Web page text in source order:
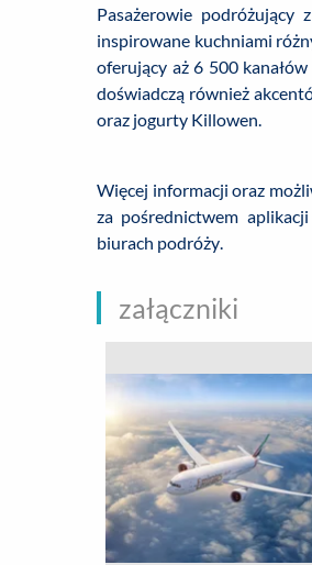
Pasażerowie podróżujący
inspirowane kuchniami
oferujący aż 6 500
doświadczą również
oraz jogurty Killowen.
Więcej informacji oraz
za pośrednictwem
biurach podróży.
załączniki